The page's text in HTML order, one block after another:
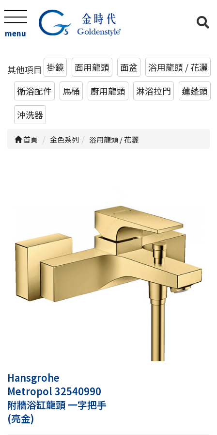
menu
其他項目 掛鏡 面用龍頭 面盆
浴用龍頭 / 花灑
衛浴配件
馬桶 廚用龍頭 淋浴拉門
蓮蓬頭
沖洗器
首頁 金色系列 浴用龍頭 / 花灑
Hansgrohe
Metropol 32540990
附牆浴缸龍頭 一字把手
(亮金)